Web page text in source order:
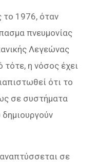
το 1976, όταν
πνευμονίας
Λεγεώνας
τότε, η νόσος έχει
ότι το
σε συστήματα
σε